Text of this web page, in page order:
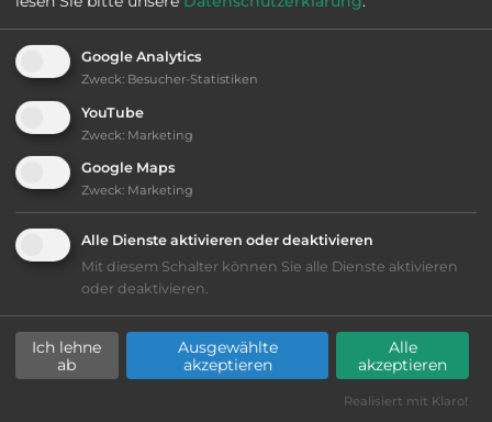
Fläche: 10.000
Öffnungszeiten:
Ausstattung:
naturbelassener Platz
Google Analytics
Zweck: Besucher-Statistiken
YouTube
Zweck: Marketing
Google Maps
Zweck: Marketing
Alle Dienste aktivieren oder deaktivieren
Mit diesem Schalter können Sie alle Dienste aktivieren
oder deaktivieren.
Ich lehne
ab
Ausgewählte
akzeptieren
Alle
akzeptieren
Realisiert mit Klaro!